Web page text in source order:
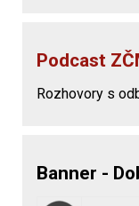
Podcast
Rozhovory s
Banner -